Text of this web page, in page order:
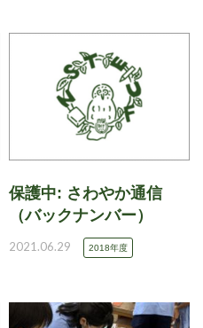
保護中: さわやか通信
（バックナンバー）
2021.06.29 2018年度